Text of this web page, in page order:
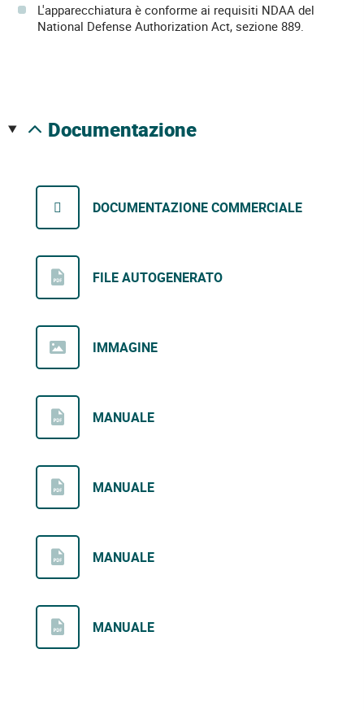
L'apparecchiatura è conforme ai requisiti NDAA del
National Defense Authorization Act, sezione 889.
documentazione
DOCUMENTAZIONE COMMERCIALE
FILE AUTOGENERATO
IMMAGINE
MANUALE
MANUALE
MANUALE
MANUALE